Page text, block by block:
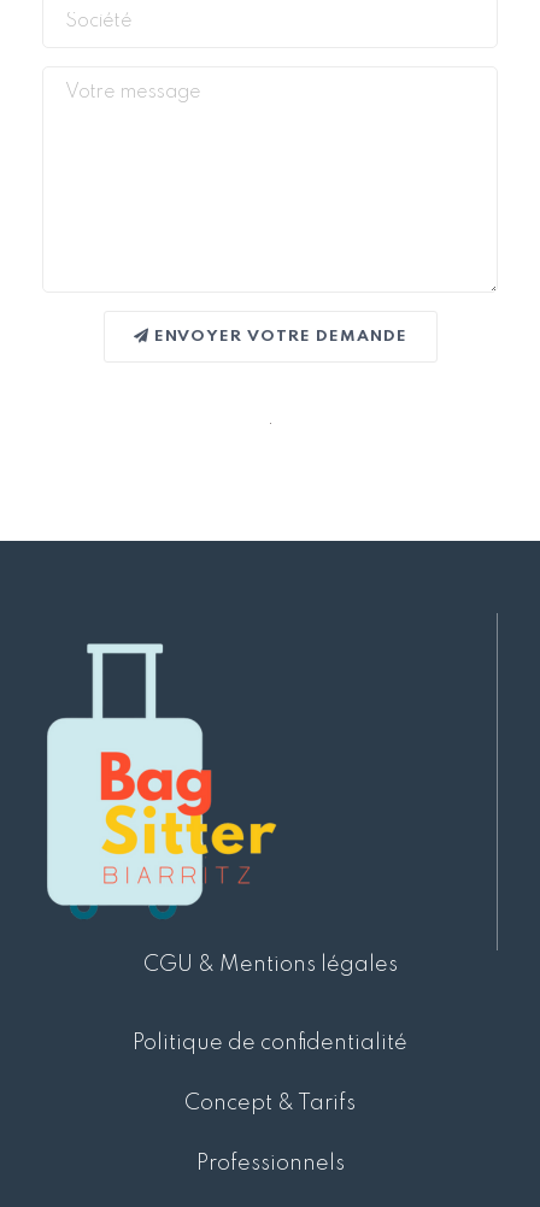
ENVOYER VOTRE DEMANDE
CGU & Mentions légales
Politique de confidentialité
Concept & Tarifs
Professionnels